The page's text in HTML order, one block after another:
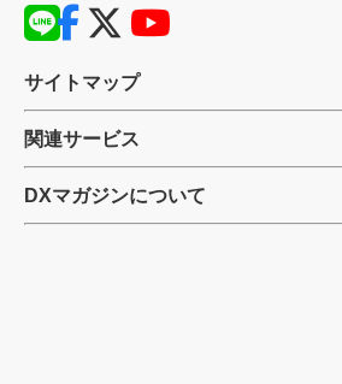
サイトマップ
関連サービス
DXマガジンについて